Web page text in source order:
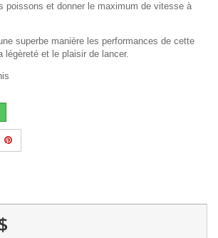
poissons et donner le maximum de vitesse à
superbe manière les performances de cette
légèreté et le plaisir de lancer.